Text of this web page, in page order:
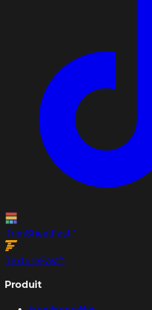
TrimSheetFast™
TextureFast™
Produit